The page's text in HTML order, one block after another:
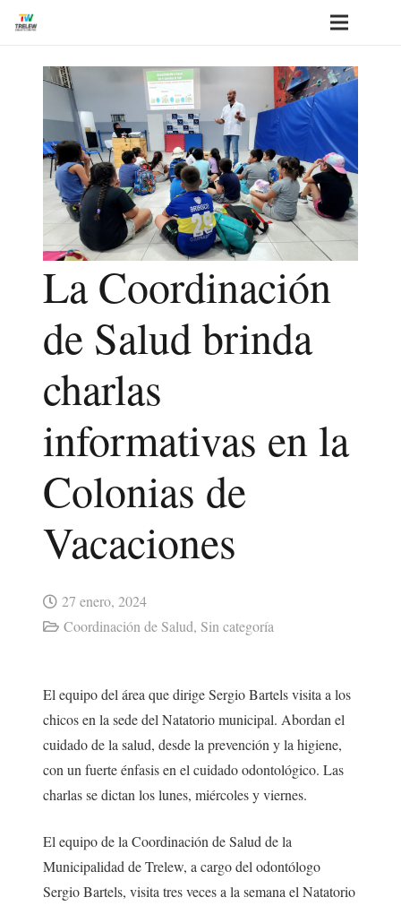
La Coordinación
de Salud brinda
charlas
informativas en la
Colonias de
Vacaciones
27 enero, 2024
Coordinación de Salud, Sin categoría
El equipo del área que dirige Sergio Bartels visita a los
chicos en la sede del Natatorio municipal. Abordan el
cuidado de la salud, desde la prevención y la higiene,
con un fuerte énfasis en el cuidado odontológico. Las
charlas se dictan los lunes, miércoles y viernes.
El equipo de la Coordinación de Salud de la
Municipalidad de Trelew, a cargo del odontólogo
Sergio Bartels, visita tres veces a la semana el Natatorio